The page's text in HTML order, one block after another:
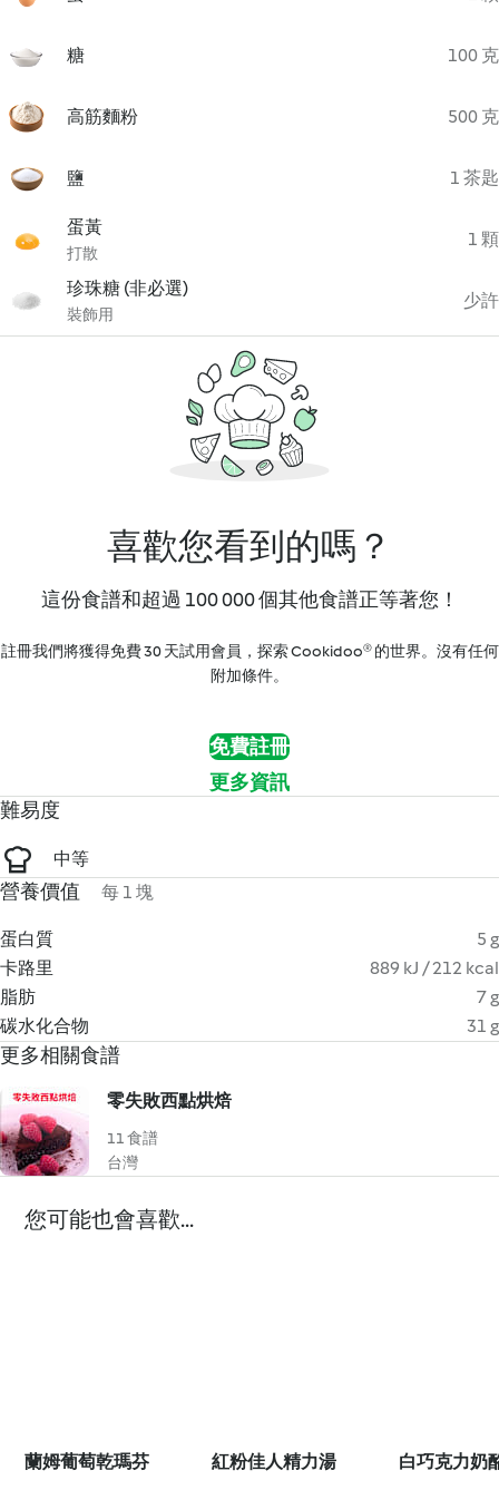
糖 100 克
高筋麵粉 500 克
鹽 1 茶匙
蛋黃
打散
1 顆
珍珠糖 (非必選)
裝飾用
少許
喜歡您看到的嗎？
這份食譜和超過 100 000 個其他食譜正等著您！
註冊我們將獲得免費 30 天試用會員，探索 Cookidoo® 的世界。沒有任何
附加條件。
免費註冊
更多資訊
難易度
中等
營養價值 每 1 塊
蛋白質
5 g
卡路里
889 kJ / 212 kcal
脂肪
7 g
碳水化合物
31 g
更多相關食譜
零失敗西點烘焙
11 食譜
台灣
您可能也會喜歡...
蘭姆葡萄乾瑪芬 紅粉佳人精力湯 白巧克力奶